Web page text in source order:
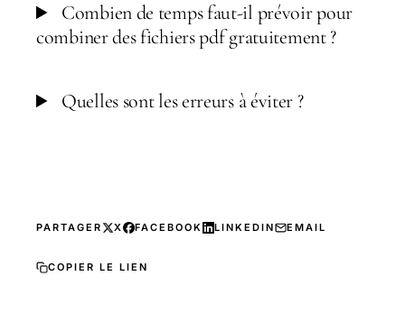
Combien de temps faut-il prévoir pour
combiner des fichiers pdf gratuitement ?
Quelles sont les erreurs à éviter ?
PARTAGER X FACEBOOK LINKEDIN EMAIL
COPIER LE LIEN